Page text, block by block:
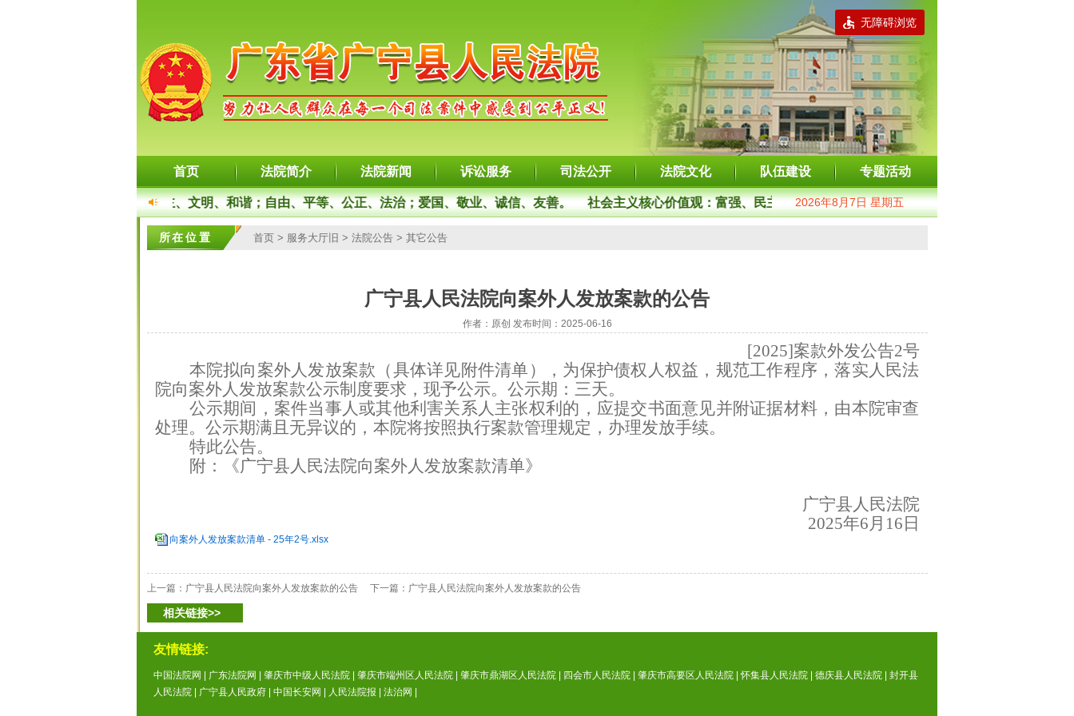
无障碍浏览
首页 法院简介 法院新闻 诉讼服务 司法公开 法院文化 队伍建设 专题活动
义核心价值观：富强、民主、文明、和谐；自由、平等、公正、法治；爱国、敬业、诚信、友善。 社会主义核心价值观：富强、民主、文明、和谐；自由、平等、公正、法治；爱国、敬
2026年8月7日 星期五
所在位置 首页> 服务大厅旧 > 法院公告> 其它公告
广宁县人民法院向案外人发放案款的公告
作者：原创 发布时间：2025-06-16
[2025]案款外发公告2号
本院拟向案外人发放案款（具体详见附件清单），为保护债权人权益，规范工作程序，落实人民法
院向案外人发放案款公示制度要求，现予公示。公示期：三天。
公示期间，案件当事人或其他利害关系人主张权利的，应提交书面意见并附证据材料，由本院审查
处理。公示期满且无异议的，本院将按照执行案款管理规定，办理发放手续。
特此公告。
附：《广宁县人民法院向案外人发放案款清单》
广宁县人民法院
2025年6月16日
向案外人发放案款清单 - 25年2号.xlsx
上一篇： 广宁县人民法院向案外人发放案款的公告下一篇： 广宁县人民法院向案外人发放案款的公告
相关链接>>
友情链接:
中国法院网 广东法院网 肇庆市中级人民法院 肇庆市端州区人民法院 肇庆市鼎湖区人民法院 四会市人民法院 肇庆市高要区人民法院 |怀集县人民法院 德庆县人民法院
封开县
人民法院
广宁县人民政府 中国长安网 人民法院报 法治网